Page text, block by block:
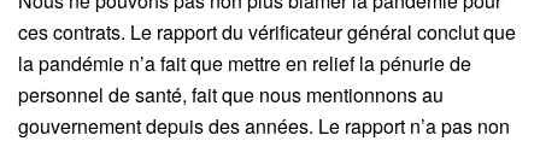
ces contrats. Le rapport du vérificateur général conclut que
la pandémie n’a fait que mettre en relief la pénurie de
personnel de santé, fait que nous mentionnons au
gouvernement depuis des années. Le rapport n’a pas non